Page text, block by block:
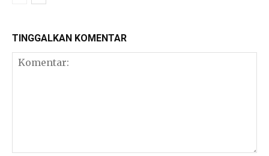
TINGGALKAN KOMENTAR